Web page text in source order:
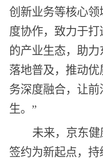
创新业务等核心
度协作，致力于
的产业生态，助
落地普及，推动
务深度融合，让
生。”
未来，京东
签约为新起点，持